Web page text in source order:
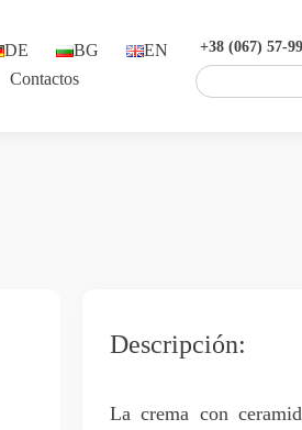
DE BG
EN
Contactos
+38 (067) 57-
Descripción:
La crema con